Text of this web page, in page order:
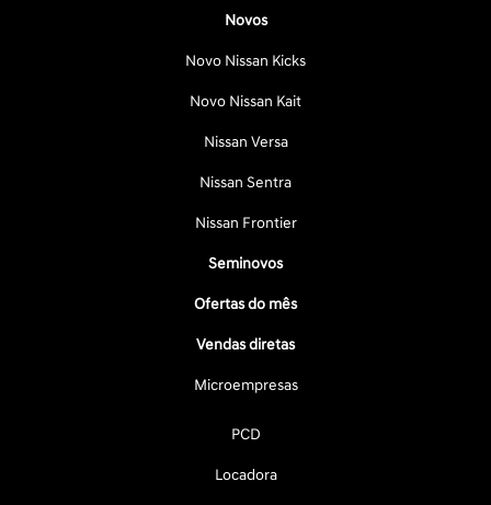
Novos
Novo Nissan Kicks
Novo Nissan Kait
Nissan Versa
Nissan Sentra
Nissan Frontier
Seminovos
Ofertas do mês
Vendas diretas
Microempresas
PCD
Locadora